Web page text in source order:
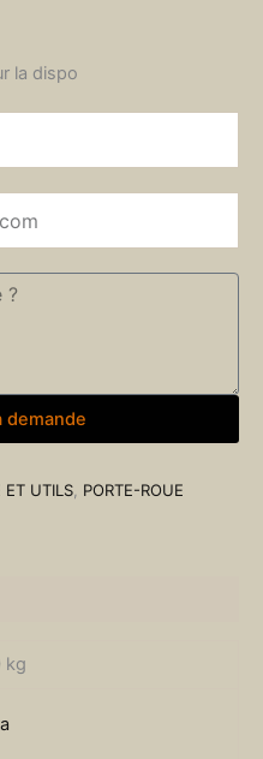
la dispo
demande
ET UTILS PORTE-ROUE
kg